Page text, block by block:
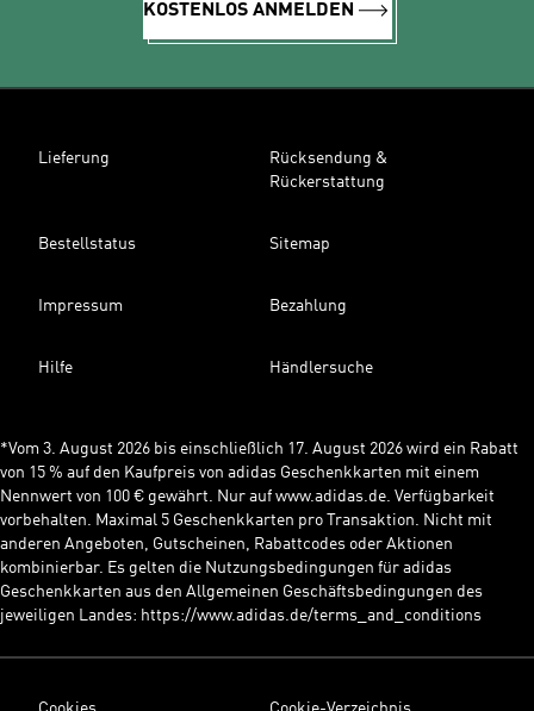
KOSTENLOS ANMELDEN
Lieferung
Rücksendung &
Rückerstattung
Bestellstatus Sitemap
Impressum Bezahlung
Hilfe Händlersuche
*Vom 3. August 2026 bis einschließlich 17. August 2026 wird ein Rabatt
von 15 % auf den Kaufpreis von adidas Geschenkkarten mit einem
Nennwert von 100 € gewährt. Nur auf www.adidas.de. Verfügbarkeit
vorbehalten. Maximal 5 Geschenkkarten pro Transaktion. Nicht mit
anderen Angeboten, Gutscheinen, Rabattcodes oder Aktionen
kombinierbar. Es gelten die Nutzungsbedingungen für adidas
Geschenkkarten aus den Allgemeinen Geschäftsbedingungen des
jeweiligen Landes: https://www.adidas.de/terms_and_conditions